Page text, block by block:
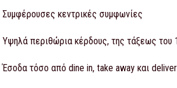
Συμφέρουσες κεντρικές συμφωνίες
Υψηλά περιθώρια κέρδους, της τάξεως του
Έσοδα τόσο από dine in, take away και